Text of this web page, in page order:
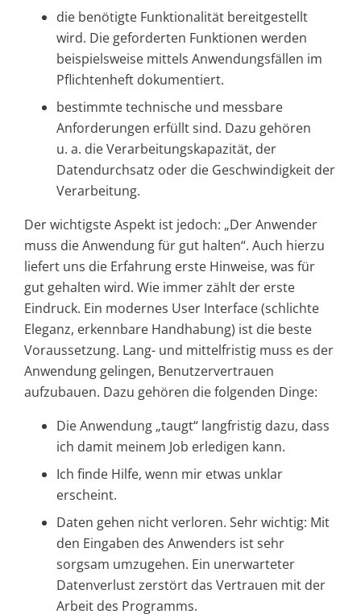
die benötigte Funktionalität bereitgestellt
wird. Die geforderten Funktionen werden
beispielsweise mittels Anwendungsfällen im
Pflichtenheft dokumentiert.
bestimmte technische und messbare
Anforderungen erfüllt sind. Dazu gehören
u. a. die Verarbeitungskapazität, der
Datendurchsatz oder die Geschwindigkeit der
Verarbeitung.
Der wichtigste Aspekt ist jedoch: „Der Anwender
muss die Anwendung für gut halten“. Auch hierzu
liefert uns die Erfahrung erste Hinweise, was für
gut gehalten wird. Wie immer zählt der erste
Eindruck. Ein modernes User Interface (schlichte
Eleganz, erkennbare Handhabung) ist die beste
Voraussetzung. Lang- und mittelfristig muss es der
Anwendung gelingen, Benutzervertrauen
aufzubauen. Dazu gehören die folgenden Dinge:
Die Anwendung „taugt“ langfristig dazu, dass
ich damit meinem Job erledigen kann.
Ich finde Hilfe, wenn mir etwas unklar
erscheint.
Daten gehen nicht verloren. Sehr wichtig: Mit
den Eingaben des Anwenders ist sehr
sorgsam umzugehen. Ein unerwarteter
Datenverlust zerstört das Vertrauen mit der
Arbeit des Programms.